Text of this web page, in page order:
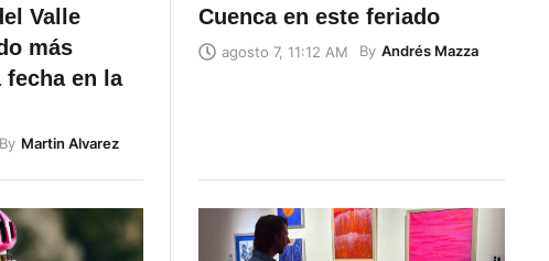
Valle
más
fecha en la
By Martin Alvarez
Cuenca en este feriado
agosto 7, 11:12 AM By Andrés Mazza